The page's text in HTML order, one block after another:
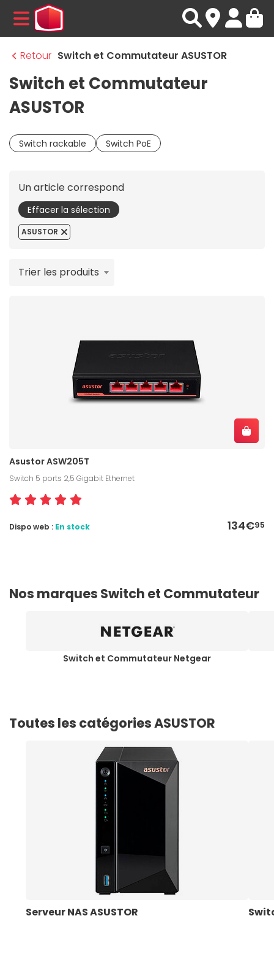
MENU
Retour Switch et Commutateur ASUSTOR
Switch et Commutateur
ASUSTOR
Switch rackable Switch PoE
Un article correspond
Effacer la sélection
ASUSTOR
Trier les produits
Asustor ASW205T
Switch 5 ports 2,5 Gigabit Ethernet
134€95
Dispo web : En stock
Nos marques Switch et Commutateur
Switch et Commutateur Netgear
Toutes les catégories ASUSTOR
Serveur NAS ASUSTOR